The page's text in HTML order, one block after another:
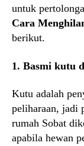
untuk
Cara
berikut.
1. Basmi kutu
Kutu adalah
peliharaan, jadi
rumah Sobat
apabila hewan